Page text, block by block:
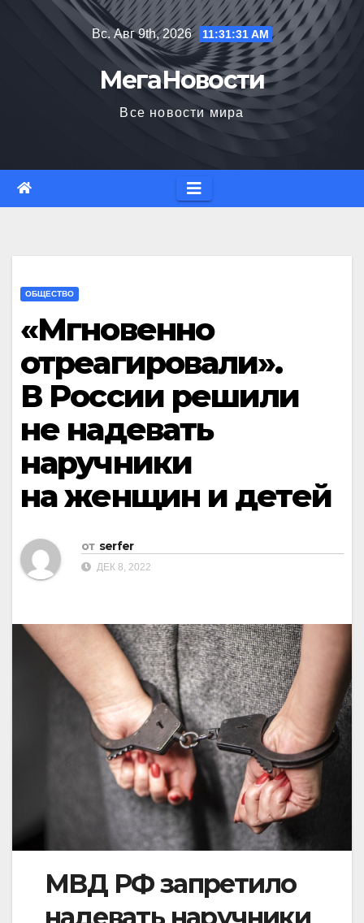
Вс. Авг 9th, 2026 11:31:32 AM
МегаНовости
Все новости мира
ОБЩЕСТВО
«Мгновенно
отреагировали».
В России решили
не надевать
наручники
на женщин и детей
от serfer
ДЕК 8, 2022
МВД РФ запретило